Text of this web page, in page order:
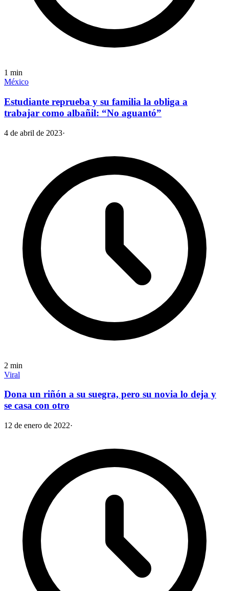
1 min
México
Estudiante reprueba y su familia la obliga a
trabajar como albañil: “No aguantó”
4 de abril de 2023·
2 min
Viral
Dona un riñón a su suegra, pero su novia lo deja y
se casa con otro
12 de enero de 2022·